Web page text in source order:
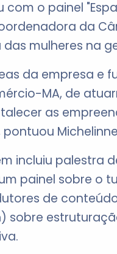
o painel
da
mulheres na
da empresa e
MA, de
as
incluiu palestra
painel sobre o
de
sobre